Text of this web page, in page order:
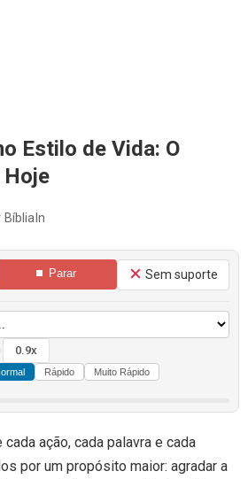
Estilo de Vida: O
Hoje
⏹ Parar Sem suporte
0.9x
Rápido Muito Rápido
ação, cada palavra e cada
por um propósito maior: agradar a